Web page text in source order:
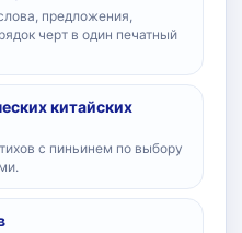
предложения,
черт в один печатный
китайских
с пиньинем по выбору